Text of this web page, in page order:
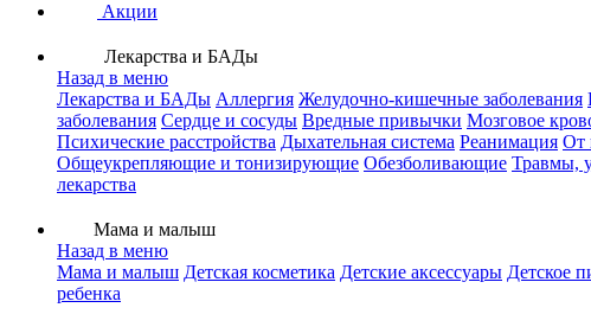
Акции
Лекарства и БАДы
Назад в меню
Лекарства и БАДы Аллергия Желудочно-кишечные заболевания
заболевания Сердце и сосуды Вредные привычки Мозговое
Психические расстройства Дыхательная система Реанимация От
Общеукрепляющие и тонизирующие Обезболивающие Травмы,
лекарства
Мама и малыш
Назад в меню
Мама и малыш Детская косметика Детские аксессуары Детское
ребенка